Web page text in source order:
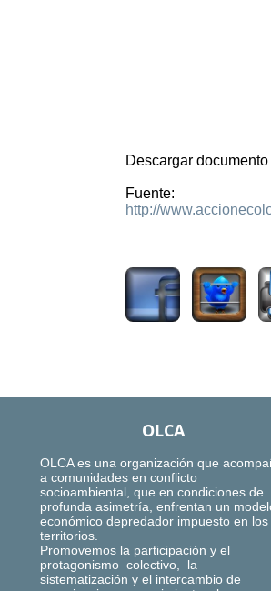
Descargar
Fuente:
http://
OLCA
OLCA es una organización que
a comunidades en conflicto
socioambiental, que en condiciones de
profunda asimetría, enfrentan un
económico depredador impuesto en los
territorios.
Promovemos la participación y el
protagonismo colectivo, la
sistematización y el intercambio de